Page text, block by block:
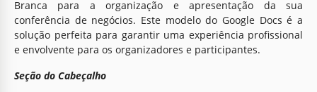
Branca para a organização e apresentação da sua
conferência de negócios. Este modelo do Google Docs é a
solução perfeita para garantir uma experiência profissional
e envolvente para os organizadores e participantes.
Seção do Cabeçalho